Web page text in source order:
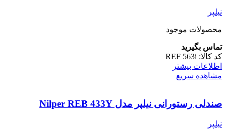
نیلپر
محصولات موجود
تماس بگیرید
کد کالا: REF 563i
اطلاعات بیشتر
مشاهده سریع
صندلی رستورانی نیلپر مدل Nilper REB 433Y
نیلپر